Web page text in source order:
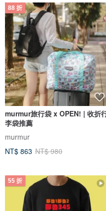
88 折
murmur旅行袋 x OPEN! | 收折
李袋推薦
murmur
NT$ 863 NT$ 980
55 折